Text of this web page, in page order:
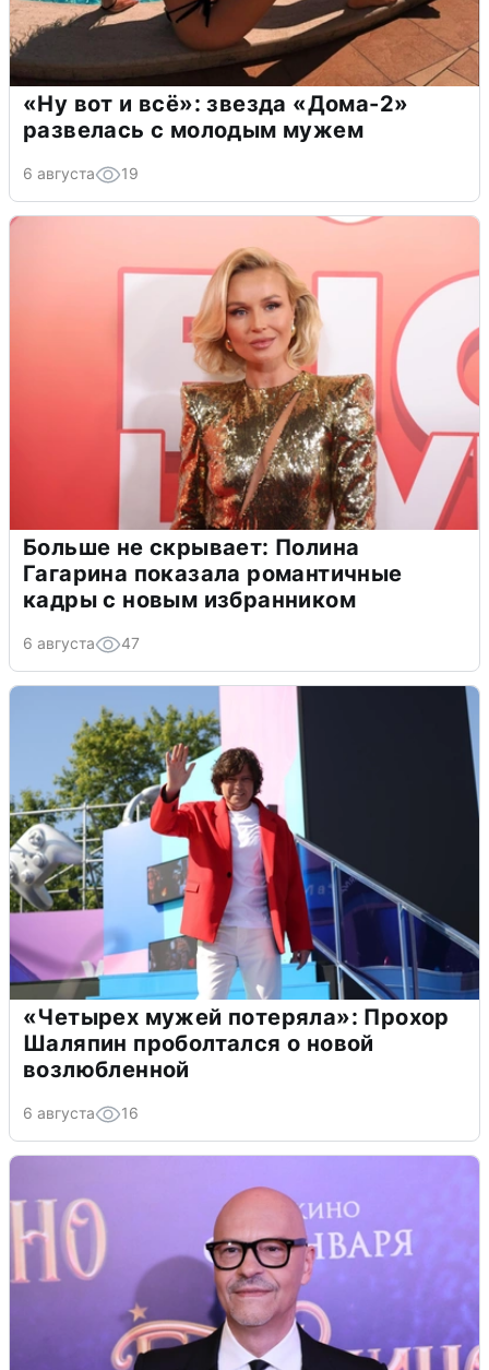
«Ну вот и всё»: звезда «Дома-2»
развелась с молодым мужем
6 августа 19
Больше не скрывает: Полина
Гагарина показала романтичные
кадры с новым избранником
6 августа 47
«Четырех мужей потеряла»: Прохор
Шаляпин проболтался о новой
возлюбленной
6 августа 16